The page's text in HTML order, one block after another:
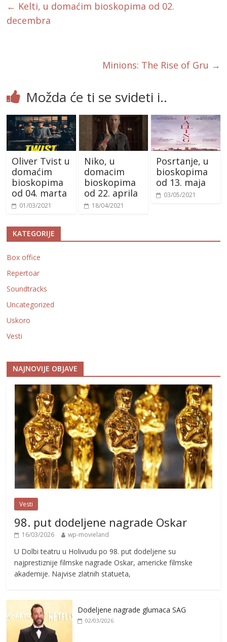
b
o
er l
← Kelti, u domaćim bioskopima od 02.
decembra
Minions: The Rise of Gru →
Možda će ti se svideti i..
Oliver Tvist u
domaćim
bioskopima
od 04. marta
01/03/2021
Niko, u
domacim
bioskopima
od 22. aprila
18/04/2021
Posrtanje, u
bioskopima
od 13. maja
03/05/2021
KATEGORIJE
Box office
Repertoar
Soundtracks
Uncategorized
Uskoro
Vesti
NAJNOVIJE OBJAVE
Vesti
98. put dodeljene nagrade Oskar
16/03/2026 wp-movieland
U Dolbi teatru u Holivudu po 98. put dodeljene su
najprestiznije filmske nagrade Oskar, americke filmske
akademije. Najvise zlatnih statueta,
Dodeljene nagrade glumaca SAG
02/03/2026